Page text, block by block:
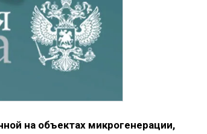
на объектах микрогенерации,